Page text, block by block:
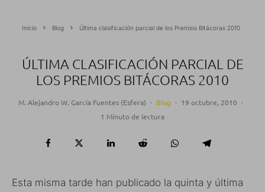
Inicio Blog Última clasificación parcial de los Premios Bitácoras 2010
ÚLTIMA CLASIFICACIÓN PARCIAL DE
LOS PREMIOS BITÁCORAS 2010
M. Alejandro W. García Fuentes (Esfera) · Blog · 19 octubre, 2010 ·
1 Minuto de lectura
Esta misma tarde han publicado la quinta y última